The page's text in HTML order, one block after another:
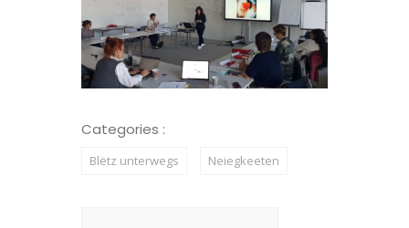
Categories :
Blëtz unterwegs Neiegkeeten